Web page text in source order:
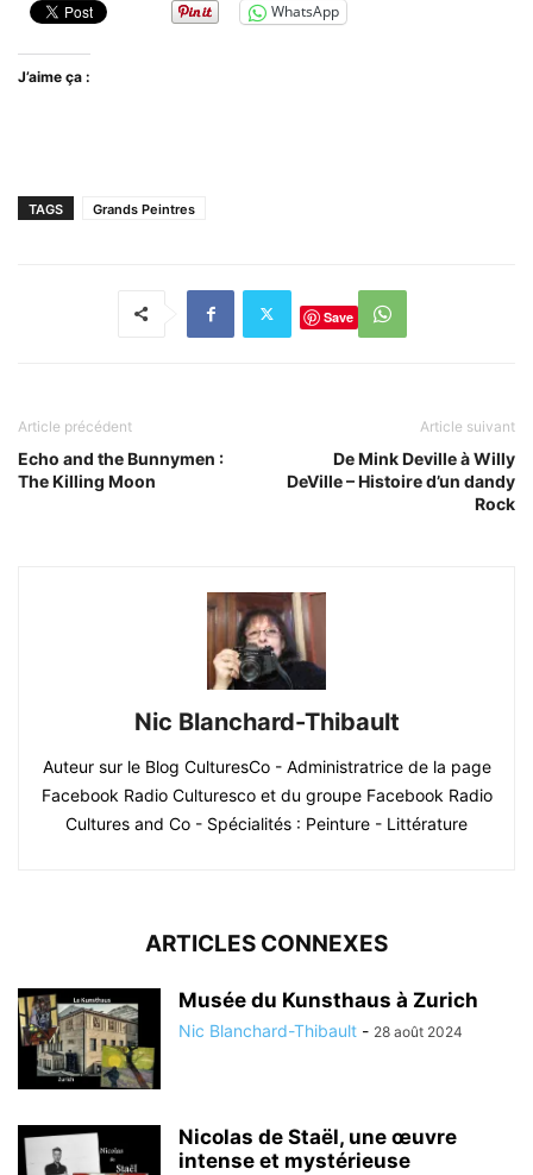
WhatsApp
J’aime ça :
TAGS Grands Peintres
Save
Article précédent
Echo and the Bunnymen :
The Killing Moon
Article suivant
De Mink Deville à Willy
DeVille – Histoire d’un dandy
Rock
Nic Blanchard-Thibault
Auteur sur le Blog CulturesCo - Administratrice de la page
Facebook Radio Culturesco et du groupe Facebook Radio
Cultures and Co - Spécialités : Peinture - Littérature
ARTICLES CONNEXES
Musée du Kunsthaus à Zurich
Nic Blanchard-Thibault - 28 août 2024
Nicolas de Staël, une œuvre
intense et mystérieuse